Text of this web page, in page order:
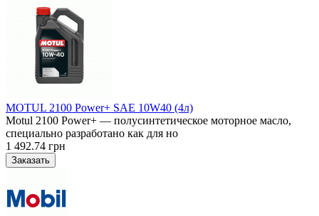
MOTUL 2100 Power+ SAE 10W40 (4л)
Motul 2100 Power+ — полусинтетическое моторное масло,
специально разработано как для но
1 492.74 грн